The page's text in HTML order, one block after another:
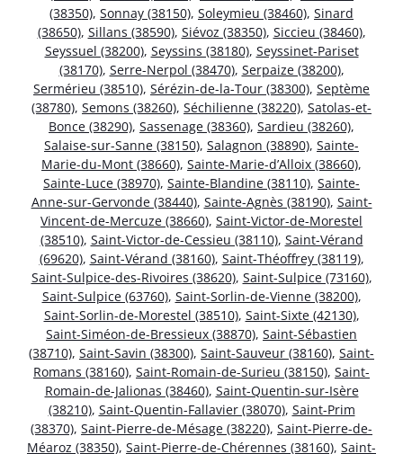
(38350), Sonnay (38150), Soleymieu (38460), Sinard
(38650), Sillans (38590), Siévoz (38350), Siccieu (38460),
Seyssuel (38200), Seyssins (38180), Seyssinet-Pariset
(38170), Serre-Nerpol (38470), Serpaize (38200),
Sermérieu (38510), Sérézin-de-la-Tour (38300), Septème
(38780), Semons (38260), Séchilienne (38220), Satolas-et-
Bonce (38290), Sassenage (38360), Sardieu (38260),
Salaise-sur-Sanne (38150), Salagnon (38890), Sainte-
Marie-du-Mont (38660), Sainte-Marie-d’Alloix (38660),
Sainte-Luce (38970), Sainte-Blandine (38110), Sainte-
Anne-sur-Gervonde (38440), Sainte-Agnès (38190), Saint-
Vincent-de-Mercuze (38660), Saint-Victor-de-Morestel
(38510), Saint-Victor-de-Cessieu (38110), Saint-Vérand
(69620), Saint-Vérand (38160), Saint-Théoffrey (38119),
Saint-Sulpice-des-Rivoires (38620), Saint-Sulpice (73160),
Saint-Sulpice (63760), Saint-Sorlin-de-Vienne (38200),
Saint-Sorlin-de-Morestel (38510), Saint-Sixte (42130),
Saint-Siméon-de-Bressieux (38870), Saint-Sébastien
(38710), Saint-Savin (38300), Saint-Sauveur (38160), Saint-
Romans (38160), Saint-Romain-de-Surieu (38150), Saint-
Romain-de-Jalionas (38460), Saint-Quentin-sur-Isère
(38210), Saint-Quentin-Fallavier (38070), Saint-Prim
(38370), Saint-Pierre-de-Mésage (38220), Saint-Pierre-de-
Méaroz (38350), Saint-Pierre-de-Chérennes (38160), Saint-